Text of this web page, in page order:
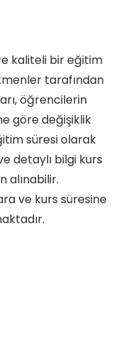
kaliteli bir eğitim
tarafından
öğrencilerin
göre değişiklik
süresi olarak
detaylı bilgi kurs
alınabilir.
ve kurs süresine